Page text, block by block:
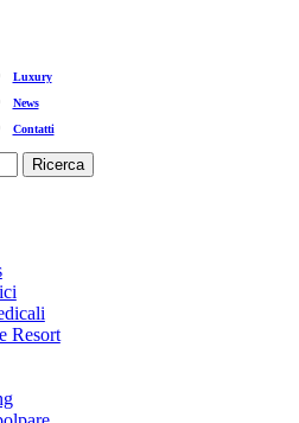
Luxury
News
Contatti
Ricerca
Resort